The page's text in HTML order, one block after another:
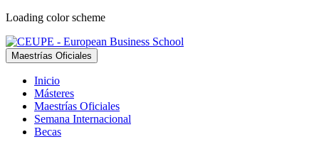
Loading color scheme
Maestrías Oficiales
Inicio
Másteres
Maestrías Oficiales
Semana Internacional
Becas